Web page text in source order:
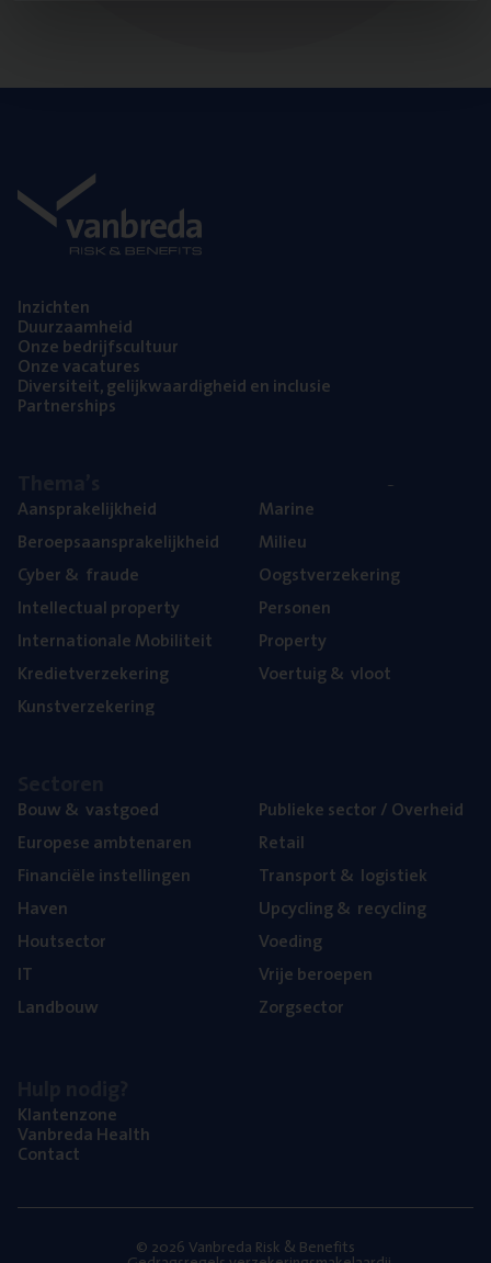
Inzich­ten
Duur­zaam­heid
Onze bedrijfs­cul­tuur
Onze vaca­tu­res
Diver­si­teit, gelijk­waar­dig­heid en inclusie
Part­ner­ships
Aan­spra­ke­lijk­heid
Beroeps­aan­spra­ke­lijk­heid
Cyber& fraude
Intel­lec­tu­al property
Inter­na­ti­o­na­le Mobiliteit
Kre­diet­ver­ze­ke­ring
Kunst­ver­ze­ke­ring
Mari­ne
Mili­eu
Oogst­ver­ze­ke­ring
Per­so­nen
Pro­per­ty
Voer­tuig& vloot
Bouw& vastgoed
Euro­pe­se ambtenaren
Finan­ci­ë­le instellingen
Haven
Hout­sec­tor
IT
Land­bouw
Publie­ke sec­tor / Overheid
Retail
Trans­port& logistiek
Upcy­cling& recycling
Voe­ding
Vrije beroe­pen
Zorg­sec­tor
Klan­ten­zo­ne
Van­b­re­da Health
Con­tact
© 2026 Vanbreda Risk & Benefits